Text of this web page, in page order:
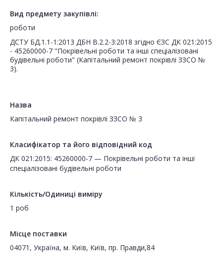
Вид предмету закупівлі:
роботи
ДСТУ БД.1.1-1:2013 ДБН В.2.2-3:2018 згідно ЄЗС ДК 021:2015
- 45260000-7 "Покрівельні роботи та інші спеціалізовані
будівельні роботи" (Капітальний ремонт покрівлі ЗЗСО №
3).
Назва
Капітальний ремонт покрівлі ЗЗСО № 3
Класифікатор та його відповідний код
ДК 021:2015: 45260000-7 — Покрівельні роботи та інші
спеціалізовані будівельні роботи
Кількість/Одиниці виміру
1 роб
Місце поставки
04071, Україна, м. Київ, Київ, пр. Правди,84